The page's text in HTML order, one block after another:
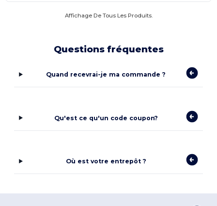
Affichage De Tous Les Produits.
Questions fréquentes
Quand recevrai-je ma commande ?
Qu'est ce qu'un code coupon?
Où est votre entrepôt ?